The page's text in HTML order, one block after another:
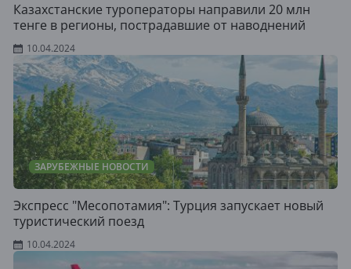
Казахстанские туроператоры направили 20 млн
тенге в регионы, пострадавшие от наводнений
10.04.2024
ЗАРУБЕЖНЫЕ НОВОСТИ
Экспресс "Месопотамия": Турция запускает новый
туристический поезд
10.04.2024